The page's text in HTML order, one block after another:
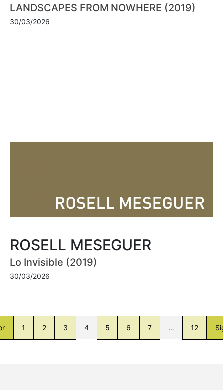
LANDSCAPES FROM NOWHERE (2019)
30/03/2026
ROSELL MESEGUER
Lo Invisible (2019)
30/03/2026
1 2 3 4 5 6 7 … 12